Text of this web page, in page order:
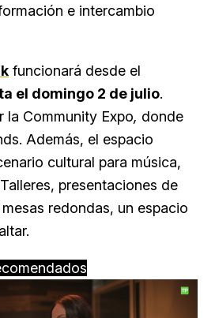
e intercambio
funcionará desde el
el domingo 2 de julio.
la Community Expo, donde
Además, el espacio
cultural para música,
presentaciones de
redondas, un espacio